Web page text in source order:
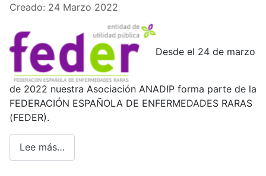
Creado: 24 Marzo 2022
Desde el 24 de marzo
de 2022 nuestra Asociación ANADIP forma parte de la
FEDERACIÓN ESPAÑOLA DE ENFERMEDADES RARAS
(FEDER).
Lee más…